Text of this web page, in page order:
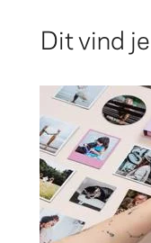
Dit vind